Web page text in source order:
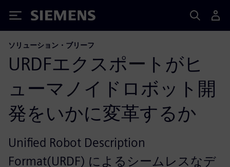
Siemens
ソリューション・ブリーフ
URDFエクスポートがヒ
ューマノイドロボット開
発をいかに変革するか
Unified Robot Description
Format(URDF) によるシームレスなデ